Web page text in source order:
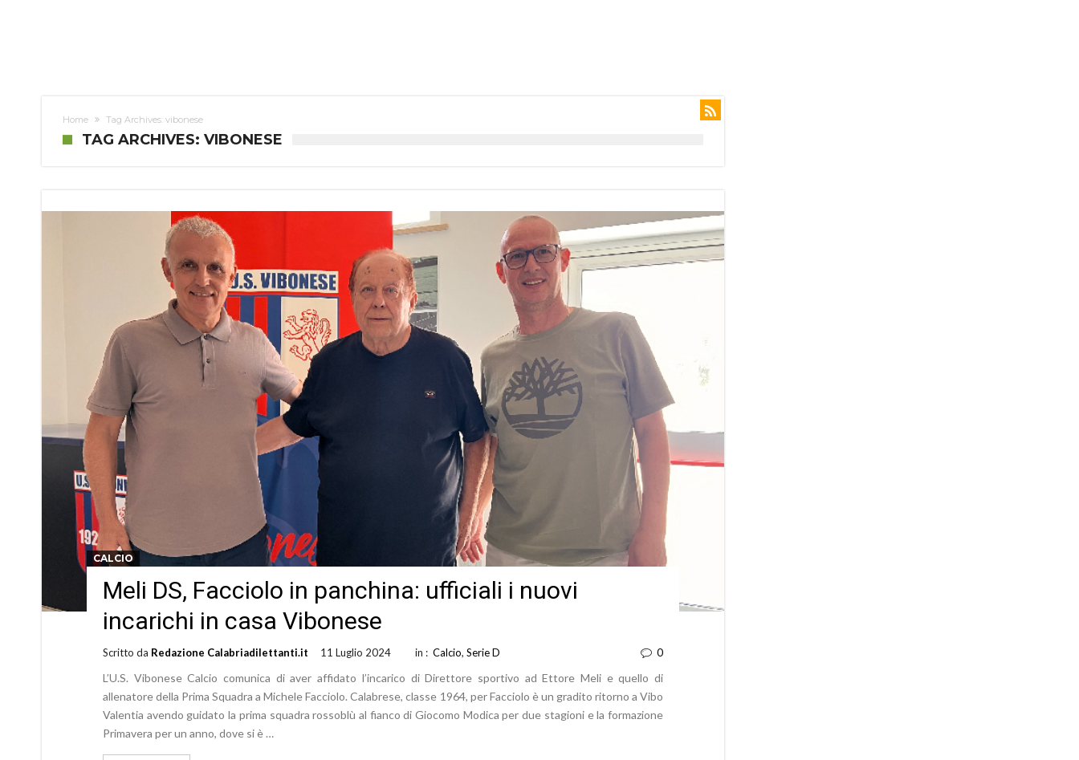
Home Tag Archives: vibonese
TAG ARCHIVES: VIBONESE
CALCIO
Meli DS, Facciolo in panchina: ufficiali i nuovi
incarichi in casa Vibonese
Scritto da Redazione Calabriadilettanti.it 11 Luglio 2024 in : Calcio, Serie D 0
L’U.S. Vibonese Calcio comunica di aver affidato l’incarico di Direttore sportivo ad Ettore Meli e quello di
allenatore della Prima Squadra a Michele Facciolo. Calabrese, classe 1964, per Facciolo è un gradito ritorno a Vibo
Valentia avendo guidato la prima squadra rossoblù al fianco di Giocomo Modica per due stagioni e la formazione
Primavera per un anno, dove si è …